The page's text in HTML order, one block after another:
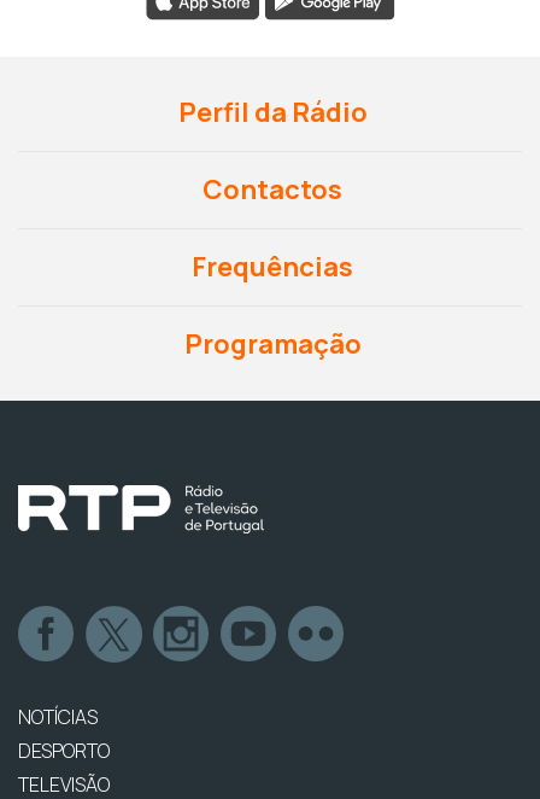
Perfil da Rádio
Contactos
Frequências
Programação
NOTÍCIAS
DESPORTO
TELEVISÃO